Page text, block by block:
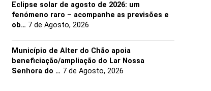
Eclipse solar de agosto de 2026: um
fenómeno raro – acompanhe as previsões e
ob… 7 de Agosto, 2026
Município de Alter do Chão apoia
beneficiação/ampliação do Lar Nossa
Senhora do … 7 de Agosto, 2026